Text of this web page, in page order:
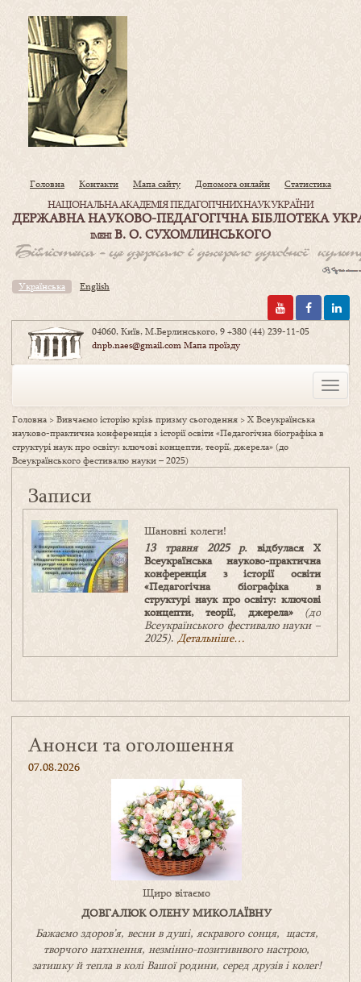
Головна Контакти Мапа сайту Допомога онлайн Статистика
НАЦІОНАЛЬНА АКАДЕМІЯ ПЕДАГОГІЧНИХ НАУК УКРАЇНИ
ДЕРЖАВНА НАУКОВО-ПЕДАГОГІЧНА БІБЛІОТЕКА
ІМЕНІВ. О. СУХОМЛИНСЬКОГО
Українська English
04060, Київ, М.Берлинського, 9+380 (44) 239-11-05
dnpb.naes@gmail.comМапа проїзду
Toggle
Головна >Вивчаємо історію крізь призму сьогодення >Х Всеукраїнська
науково-практична конференція з історії освіти «Педагогічна біографіка в
структурі наук про освіту: ключові концепти, теорії, джерела» (до
Всеукраїнського фестивалю науки – 2025)
Записи
Шановні колеги!
13 травня 2025 р. відбулася Х
Всеукраїнська науково-практична
конференція з історії освіти
«Педагогічна біографіка в
структурі наук про освіту: ключові
концепти, теорії, джерела» (до
Всеукраїнського фестивалю науки –
2025). Детальніше…
Анонси та оголошення
07.08.2026
Щиро вітаємо
ДОВГАЛЮК ОЛЕНУ МИКОЛАЇВНУ
Бажаємо здоров’я, весни в душі, яскравого сонця, щастя,
творчого натхнення, незмінно-позитивнвого настрою,
затишкуйтепла в коліВашоїродини, серед друзів і колег!